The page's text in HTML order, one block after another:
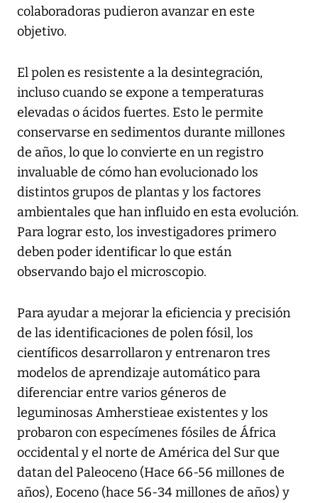
colaboradoras pudieron avanzar en este
objetivo.
El polen es resistente a la desintegración,
incluso cuando se expone a temperaturas
elevadas o ácidos fuertes. Esto le permite
conservarse en sedimentos durante millones
de años, lo que lo convierte en un registro
invaluable de cómo han evolucionado los
distintos grupos de plantas y los factores
ambientales que han influido en esta evolución.
Para lograr esto, los investigadores primero
deben poder identificar lo que están
observando bajo el microscopio.
Para ayudar a mejorar la eficiencia y precisión
de las identificaciones de polen fósil, los
científicos desarrollaron y entrenaron tres
modelos de aprendizaje automático para
diferenciar entre varios géneros de
leguminosas Amherstieae existentes y los
probaron con especímenes fósiles de África
occidental y el norte de América del Sur que
datan del Paleoceno (Hace 66-56 millones de
años), Eoceno (hace 56-34 millones de años) y